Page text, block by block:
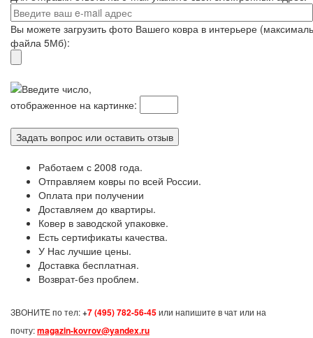
Вы можете загрузить фото Вашего ковра в интерьере
файла 5Мб):
Введите число,
отображенное на картинке:
Работаем с 2008 года.
Отправляем ковры по всей России.
Оплата при получении
Доставляем до квартиры.
Ковер в заводской упаковке.
Есть сертификаты качества.
У Нас лучшие цены.
Доставка бесплатная.
Возврат-без проблем.
ЗВОНИТЕ по тел:+7 (495) 782-56-45или напишите в чат или на
почту:magazin-kovrov@yandex.ru